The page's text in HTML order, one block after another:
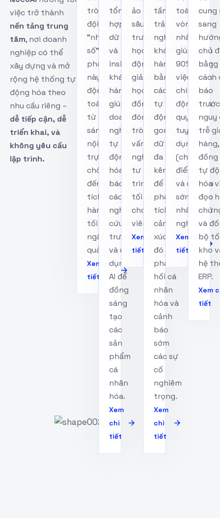
việc trở thành
nền tảng trung
tâm, nơi doanh
nghiệp có thể
xây dựng và mở
rộng hệ thống tự
động hóa theo
nhu cầu riêng –
dễ tiếp cận, dễ
triển khai, và
không yêu cầu
lập trình.
trò như
đội ngũ
"nhân sự
số" 24/7,
phân hệ
này tự
động hóa
toàn diện
từ việc
sáng tạo
nội dung,
trực page
chốt sale
đến phân
tích khách
hàng và
tối ưu
ngân sách
quảng cáo.
Xem chi
tiết
tổng
hợp
dữ liệu
và
insight
khách
hàng,
giúp
doanh
nghiệp
tự
động
hóa
báo
cáo
nghiên
cứu thị
trường
và ứng
dụng
AI để
đồng
sáng
tạo
các
sản
phẩm
cá
nhân
hóa.
Xem
chi
tiết
ảo chuyên
sâu giúp
trường
học tự
động hóa
giải đáp
học vụ,
đồng thời
đóng vai
trò như cố
vấn nghề
nghiệp 1:1
tư vấn lộ
trình và
tối ưu CV
cho sinh
viên.
Xem chi
tiết
tầm
trải
nghiệm
khách
hàng
bằng
cách
tự
động
gom
dữ liệu
đa
kênh
để
phân
tích
cảm
xúc, từ
đó
phản
hồi cá
nhân
hóa và
cảnh
báo
sớm
các sự
cố
nghiêm
trọng.
Xem
chi
tiết
toàn diện
vòng đời
nhân sự
giúp giảm
90% công
việc hành
chính, tự
động hóa
quy trình
tuyển
dụng
(chấm
điểm CV)
và dự báo
sớm rủi ro
nhân viên
nghỉ việc.
Xem chi
tiết
cung
sang
chủ
bằng
cách
báo
trước
nguy
trễ
hàng,
tự
hóa
đọc
và
bộ
kho
hệ
ERP.
Xem
tiết